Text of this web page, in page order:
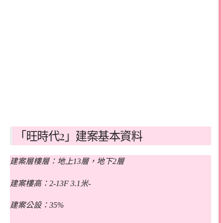
「旺時代2」建案基本資料
建案層樓層：地上13層，地下2層
建案樓高：2-13F 3.1米-
建案公設：35%